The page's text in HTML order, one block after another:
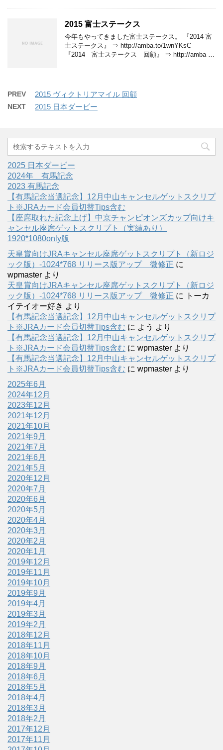
2015 富士ステークス
今年もやってきました富士ステークス。 『2014 富
士ステークス』 ⇒ http://amba.to/1wnYKsC
『2014 富士ステークス 回顧』 ⇒ http://amba …
PREV 2015 ヴィクトリアマイル 回顧
NEXT 2015 日本ダービー
2025 日本ダービー
2024年 有馬記念
2023 有馬記念
【有馬記念当選記念】12月中山キャンセルゲットスクリプ
ト※JRAカード会員切替Tips含む
【座席取れた記念上げ】中京チャンピオンズカップ向けキ
ャンセル座席ゲットスクリプト（実績あり）
1920*1080only版
天皇賞向けJRAキャンセル座席ゲットスクリプト（新ロジ
ック版）-1024*768 リリース版アップ 微修正 に
wpmaster より
天皇賞向けJRAキャンセル座席ゲットスクリプト（新ロジ
ック版）-1024*768 リリース版アップ 微修正 に
トーカ
イテイオー好き より
【有馬記念当選記念】12月中山キャンセルゲットスクリプ
ト※JRAカード会員切替Tips含む に よう より
【有馬記念当選記念】12月中山キャンセルゲットスクリプ
ト※JRAカード会員切替Tips含む に wpmaster より
【有馬記念当選記念】12月中山キャンセルゲットスクリプ
ト※JRAカード会員切替Tips含む に wpmaster より
2025年6月
2024年12月
2023年12月
2021年12月
2021年10月
2021年9月
2021年7月
2021年6月
2021年5月
2020年12月
2020年7月
2020年6月
2020年5月
2020年4月
2020年3月
2020年2月
2020年1月
2019年12月
2019年11月
2019年10月
2019年9月
2019年4月
2019年3月
2019年2月
2018年12月
2018年11月
2018年10月
2018年9月
2018年6月
2018年5月
2018年4月
2018年3月
2018年2月
2017年12月
2017年11月